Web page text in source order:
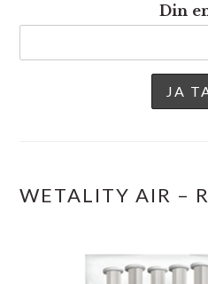
Din
WETALITY AIR –